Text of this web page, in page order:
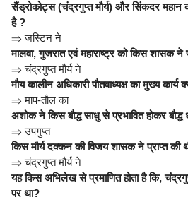
सैंड्रोकोट्स (चंद्रगुप्त मौर्य) और सिंकदर
है ?
⇒ जस्टिन ने
मालवा, गुजरात एवं महाराष्ट्र को किस शासक ने
⇒ चंद्रगुप्त मौर्य ने
मौय कालीन अधिकारी पौतवाध्यक्ष का मुख्य कार्य
⇒माप-तौल का
अशोक ने किस बौद्ध साधु से प्रभावित होकर बौद्ध
⇒उपगुप्त
किस मौर्य दक्कन की विजय शासक ने प्राप्त की
⇒चंद्रगुप्त मौर्य ने
यह किस अभिलेख से प्रमाणित होता है कि,
पर था?